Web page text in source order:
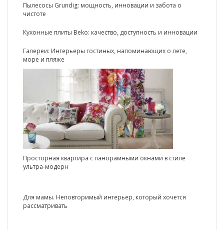
Пылесосы Grundig: мощность, инновации и забота о
чистоте
Кухонные плиты Beko: качество, доступность и инновации
Галереи: Интерьеры гостиных, напоминающих о лете,
море и пляже
Просторная квартира с панорамными окнами в стиле
ультра-модерн
Для мамы. Неповторимый интерьер, который хочется
рассматривать